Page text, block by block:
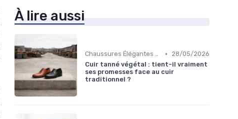
À lire aussi
Chaussures Élégantes et de Cérémonie •
28/05/2026
Cuir tanné végétal : tient-il vraiment
ses promesses face au cuir
traditionnel ?